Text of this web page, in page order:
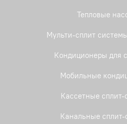
Тепловые
Мульти-сплит
Кондиционеры для
Мобильные
Кассетные сплит-
Канальные